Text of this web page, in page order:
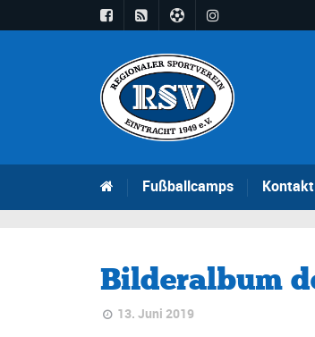
Fußballcamps Kontakt
Bilderalbum
13. Juni 2019